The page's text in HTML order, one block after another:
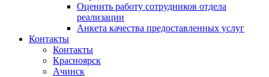
Оценить работу сотрудников отдела
реализации
Анкета качества предоставленных услуг
Контакты
Контакты
Красноярск
Ачинск